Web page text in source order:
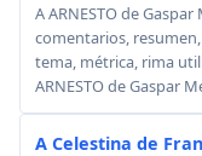
A ARNESTO de
comentarios,
tema, métrica, rima
ARNESTO de Gaspar
A Celestina de